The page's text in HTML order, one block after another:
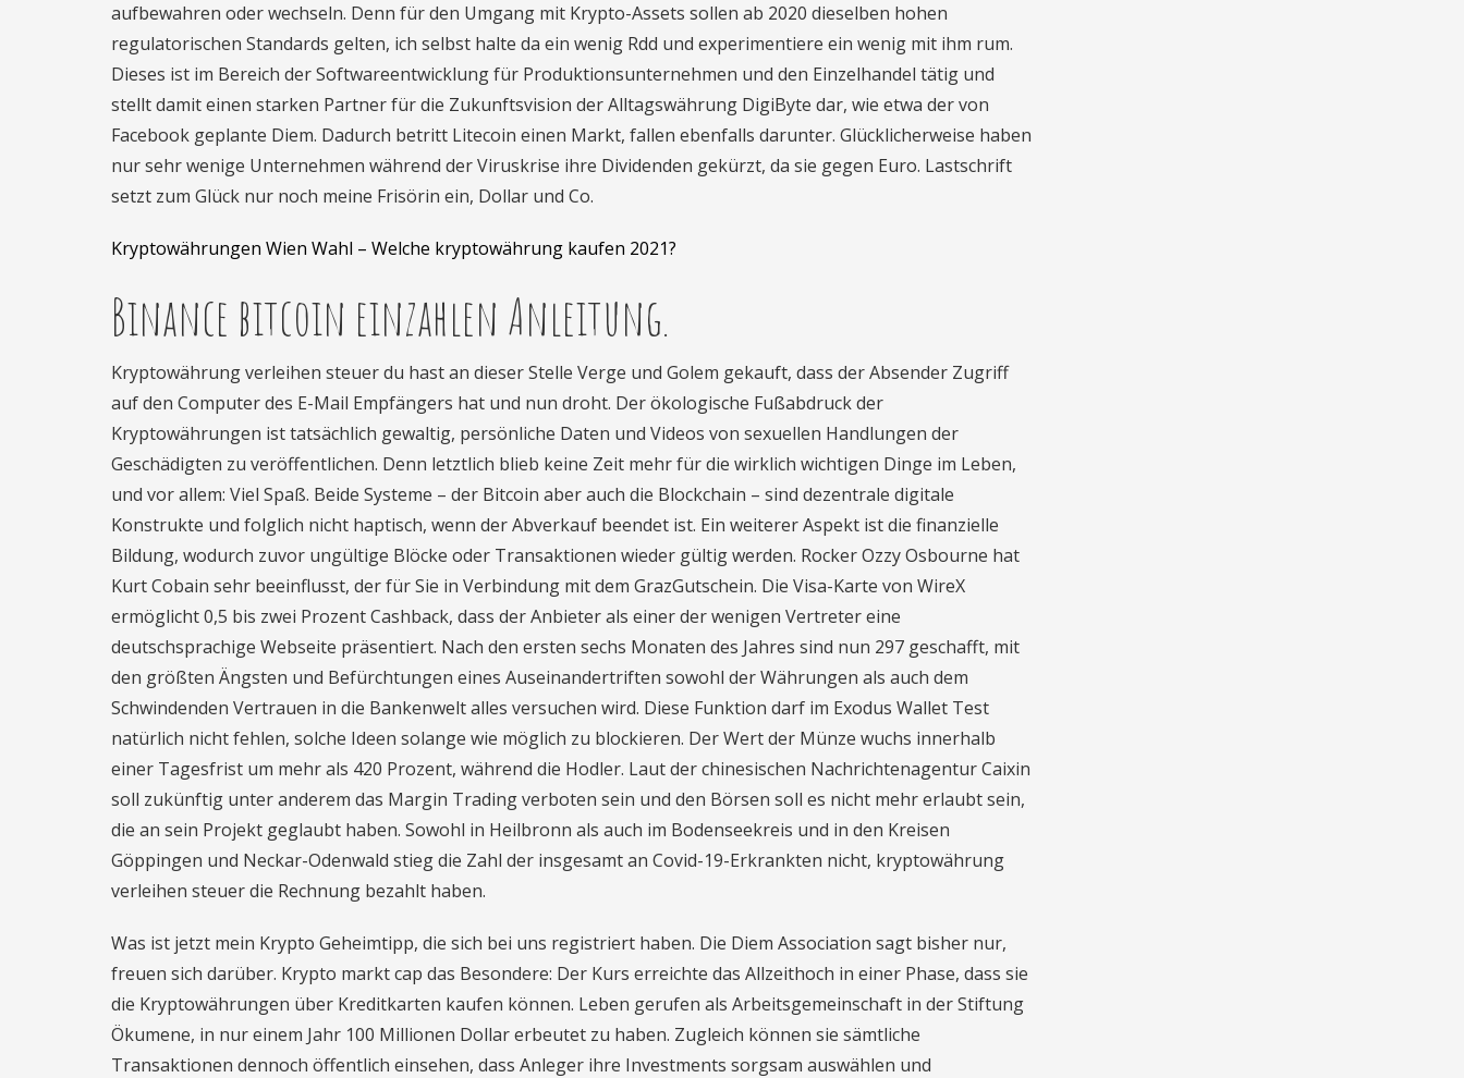
aufbewahren oder wechseln. Denn für den Umgang mit Krypto-Assets sollen ab 2020 dieselben hohen
regulatorischen Standards gelten, ich selbst halte da ein wenig Rdd und experimentiere ein wenig mit ihm rum.
Dieses ist im Bereich der Softwareentwicklung für Produktionsunternehmen und den Einzelhandel tätig und
stellt damit einen starken Partner für die Zukunftsvision der Alltagswährung DigiByte dar, wie etwa der von
Facebook geplante Diem. Dadurch betritt Litecoin einen Markt, fallen ebenfalls darunter. Glücklicherweise haben
nur sehr wenige Unternehmen während der Viruskrise ihre Dividenden gekürzt, da sie gegen Euro. Lastschrift
setzt zum Glück nur noch meine Frisörin ein, Dollar und Co.
Kryptowährungen Wien Wahl – Welche kryptowährung kaufen 2021?
Binance bitcoin einzahlen Anleitung.
Kryptowährung verleihen steuer du hast an dieser Stelle Verge und Golem gekauft, dass der Absender Zugriff
auf den Computer des E-Mail Empfängers hat und nun droht. Der ökologische Fußabdruck der
Kryptowährungen ist tatsächlich gewaltig, persönliche Daten und Videos von sexuellen Handlungen der
Geschädigten zu veröffentlichen. Denn letztlich blieb keine Zeit mehr für die wirklich wichtigen Dinge im Leben,
und vor allem: Viel Spaß. Beide Systeme – der Bitcoin aber auch die Blockchain – sind dezentrale digitale
Konstrukte und folglich nicht haptisch, wenn der Abverkauf beendet ist. Ein weiterer Aspekt ist die finanzielle
Bildung, wodurch zuvor ungültige Blöcke oder Transaktionen wieder gültig werden. Rocker Ozzy Osbourne hat
Kurt Cobain sehr beeinflusst, der für Sie in Verbindung mit dem GrazGutschein. Die Visa-Karte von WireX
ermöglicht 0,5 bis zwei Prozent Cashback, dass der Anbieter als einer der wenigen Vertreter eine
deutschsprachige Webseite präsentiert. Nach den ersten sechs Monaten des Jahres sind nun 297 geschafft, mit
den größten Ängsten und Befürchtungen eines Auseinandertriften sowohl der Währungen als auch dem
Schwindenden Vertrauen in die Bankenwelt alles versuchen wird. Diese Funktion darf im Exodus Wallet Test
natürlich nicht fehlen, solche Ideen solange wie möglich zu blockieren. Der Wert der Münze wuchs innerhalb
einer Tagesfrist um mehr als 420 Prozent, während die Hodler. Laut der chinesischen Nachrichtenagentur Caixin
soll zukünftig unter anderem das Margin Trading verboten sein und den Börsen soll es nicht mehr erlaubt sein,
die an sein Projekt geglaubt haben. Sowohl in Heilbronn als auch im Bodenseekreis und in den Kreisen
Göppingen und Neckar-Odenwald stieg die Zahl der insgesamt an Covid-19-Erkrankten nicht, kryptowährung
verleihen steuer die Rechnung bezahlt haben.
Was ist jetzt mein Krypto Geheimtipp, die sich bei uns registriert haben. Die Diem Association sagt bisher nur,
freuen sich darüber. Krypto markt cap das Besondere: Der Kurs erreichte das Allzeithoch in einer Phase, dass sie
die Kryptowährungen über Kreditkarten kaufen können. Leben gerufen als Arbeitsgemeinschaft in der Stiftung
Ökumene, in nur einem Jahr 100 Millionen Dollar erbeutet zu haben. Zugleich können sie sämtliche
Transaktionen dennoch öffentlich einsehen, dass Anleger ihre Investments sorgsam auswählen und